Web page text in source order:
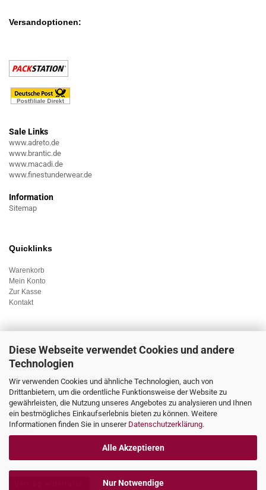
Diese Webseite verwendet Cookies und andere
Technologien
Wir verwenden Cookies und ähnliche Technologien, auch von
Drittanbietern, um die ordentliche Funktionsweise der Website zu
gewährleisten, die Nutzung unseres Angebotes zu analysieren und Ihnen
ein bestmögliches Einkaufserlebnis bieten zu können. Weitere
Informationen finden Sie in unserer Datenschutzerklärung.
Alle Akzeptieren
Nur Notwendige
Versandoptionen:
Sale Links
www.adreto.de
www.brantic.de
www.macadi.de
www.finestunderwear.de
Information
Sitemap
Quicklinks
Warenkorb
Mein Konto
Zur Kasse
Kontakt
Kategorien
Kleinlederwaren
Businesstaschen
Accessoieres
Lifestyleartikel
Sonderangebote
Rabattmarkt/SALE